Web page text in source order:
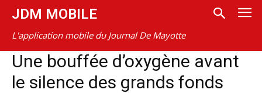
JDM MOBILE
L'application mobile du Journal De Mayotte
Une bouffée d’oxygène avant
le silence des grands fonds